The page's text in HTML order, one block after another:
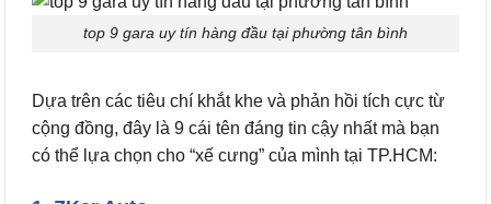
top 9 gara uy tín hàng đầu tại phường tân bình
Dựa trên các tiêu chí khắt khe và phản hồi tích cực từ
cộng đồng, đây là 9 cái tên đáng tin cậy nhất mà bạn
có thể lựa chọn cho “xế cưng” của mình tại TP.HCM: